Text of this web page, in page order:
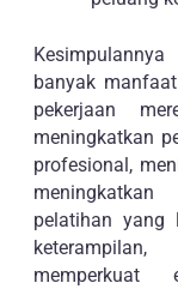
banyak
pekerjaan
meningkatkan
profesional,
pelatihan yang
memperkuat